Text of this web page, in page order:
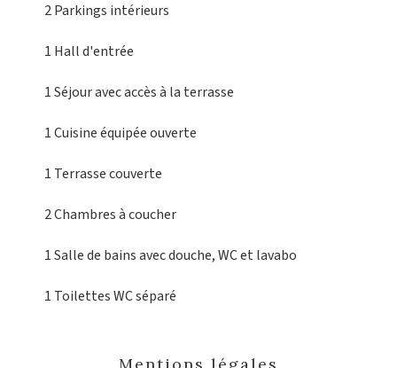
2 Parkings intérieurs
1 Hall d'entrée
1 Séjouravec accès à la terrasse
1 Cuisine équipéeouverte
1 Terrassecouverte
2 Chambresà coucher
1 Salle de bainsavec douche, WC et lavabo
1 ToilettesWC séparé